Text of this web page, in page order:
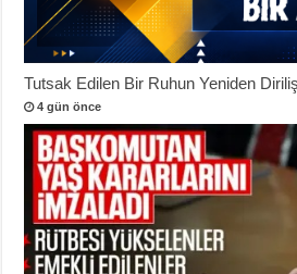
Tutsak Edilen Bir Ruhun Yeniden
4 gün önce